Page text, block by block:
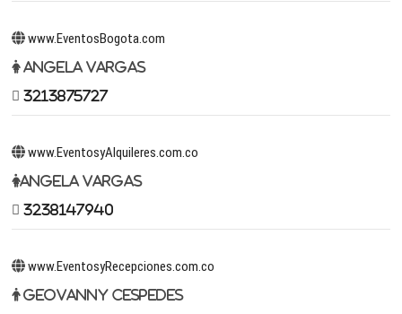
www.EventosBogota.com
Angela Vargas
3213875727
www.EventosyAlquileres.com.co
Angela Vargas
3238147940
www.EventosyRecepciones.com.co
Geovanny Cespedes